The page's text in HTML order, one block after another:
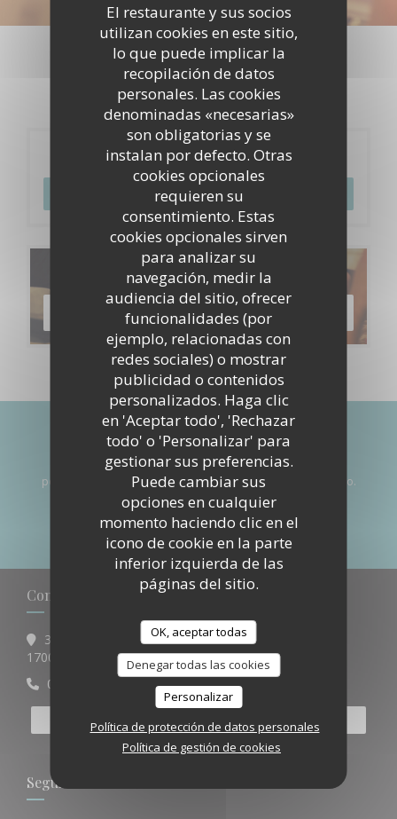
El restaurante y sus socios
utilizan cookies en este sitio,
lo que puede implicar la
recopilación de datos
personales. Las cookies
denominadas «necesarias»
son obligatorias y se
instalan por defecto. Otras
cookies opcionales
requieren su
consentimiento. Estas
cookies opcionales sirven
para analizar su
navegación, medir la
audiencia del sitio, ofrecer
funcionalidades (por
ejemplo, relacionadas con
redes sociales) o mostrar
publicidad o contenidos
personalizados. Haga clic
en 'Aceptar todo', 'Rechazar
todo' o 'Personalizar' para
gestionar sus preferencias.
Puede cambiar sus
opciones en cualquier
momento haciendo clic en el
icono de cookie en la parte
inferior izquierda de las
páginas del sitio.
OK, aceptar todas
Denegar todas las cookies
Personalizar
Política de protección de datos personales
Política de gestión de cookies
Eventos
Reserva
RESERVAR UNA MESA
Carta
DESCUBRIR NUESTRA CARTA
Manténgase al día*
Suscríbase a nuestro boletín para recibir comunicaciones
personalizadas y ofertas de marketing por correo electrónico.
SUSCRIBIRSE
Contacto
37 Avenue des Minimes
17000 La Rochelle((abre en una nueva ventana))
07 53 42 01 55
RESERVAR UNA MESA
Seguirnos